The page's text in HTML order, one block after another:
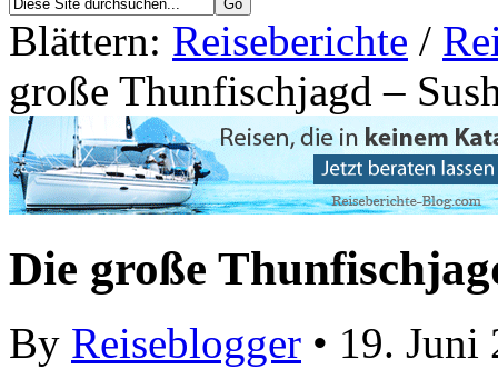
Blättern: Reiseberichte /
große Thunfischjagd –
Die große
By Reiseblogger • 19. Juni